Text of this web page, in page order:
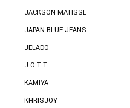
JACKSON MATISSE
JAPAN BLUE JEANS
JELADO
J.O.T.T.
KAMIYA
KHRISJOY